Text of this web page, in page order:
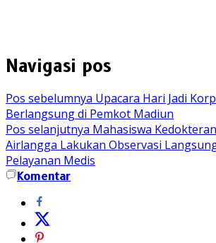
Navigasi pos
Pos sebelumnya Upacara Hari Jadi
Berlangsung di Pemkot Madiun
Pos selanjutnya Mahasiswa
Airlangga Lakukan Observasi
Pelayanan Medis
Komentar